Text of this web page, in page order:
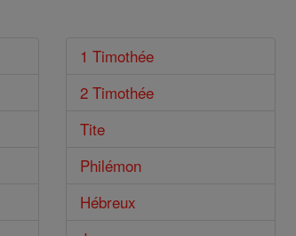
1 Timothée
2 Timothée
Tite
Philémon
Hébreux